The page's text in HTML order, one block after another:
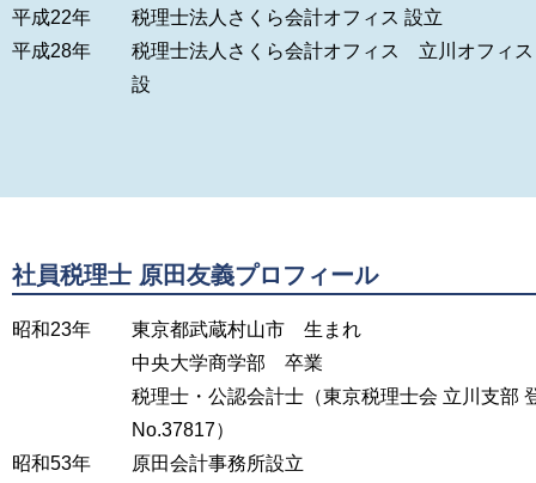
平成22年
税理士法人さくら会計オフィス 設立
平成28年
税理士法人さくら会計オフィス 立川オフィ
設
社員税理士 原田友義プロフィール
昭和23年
東京都武蔵村山市 生まれ
中央大学商学部 卒業
税理士・公認会計士（東京税理士会 立川支部
No.37817）
昭和53年
原田会計事務所設立